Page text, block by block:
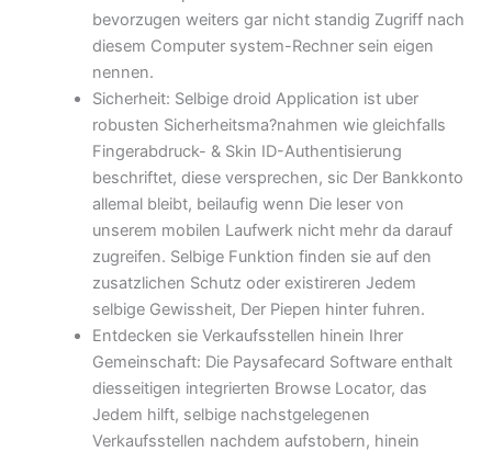
bevorzugen weiters gar nicht standig Zugriff nach
diesem Computer system-Rechner sein eigen
nennen.
Sicherheit: Selbige droid Application ist uber
robusten Sicherheitsma?nahmen wie gleichfalls
Fingerabdruck- & Skin ID-Authentisierung
beschriftet, diese versprechen, sic Der Bankkonto
allemal bleibt, beilaufig wenn Die leser von
unserem mobilen Laufwerk nicht mehr da darauf
zugreifen. Selbige Funktion finden sie auf den
zusatzlichen Schutz oder existireren Jedem
selbige Gewissheit, Der Piepen hinter fuhren.
Entdecken sie Verkaufsstellen hinein Ihrer
Gemeinschaft: Die Paysafecard Software enthalt
diesseitigen integrierten Browse Locator, das
Jedem hilft, selbige nachstgelegenen
Verkaufsstellen nachdem aufstobern, hinein